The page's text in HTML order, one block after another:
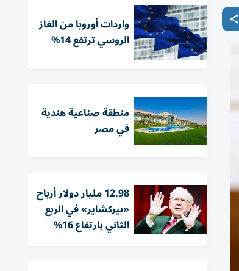
واردات أوروبا من الغاز
الروسي ترتفع 14%
منطقة صناعية هندية
في مصر
12.98 مليار دولار أرباح
«بيركشاير» في الربع
الثاني بارتفاع 16%